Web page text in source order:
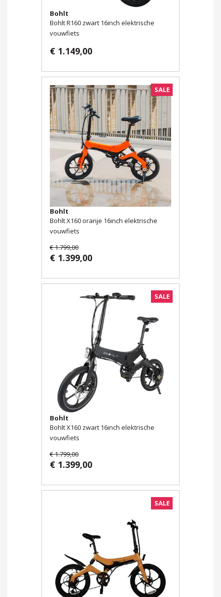
Bohlt
Bohlt R160 zwart 16inch elektrische
vouwfiets
€ 1.149,00
SALE
Bohlt
Bohlt X160 oranje 16inch elektrische
vouwfiets
€ 1.799,00
€ 1.399,00
SALE
Bohlt
Bohlt X160 zwart 16inch elektrische
vouwfiets
€ 1.799,00
€ 1.399,00
SALE